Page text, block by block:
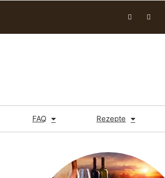
FAQ Rezepte